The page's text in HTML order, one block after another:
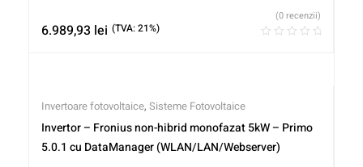
6.989,93 lei (TVA: 21%)
(0 recenzii)
Invertoare fotovoltaice, Sisteme Fotovoltaice
Invertor – Fronius non-hibrid monofazat 5kW – Primo
5.0.1 cu DataManager (WLAN/LAN/Webserver)